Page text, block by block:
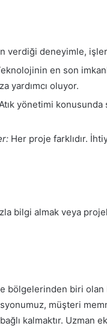
verdiği deneyimle,
en son
yardımcı oluyor.
yönetimi
Her proje farklıdır.
bilgi almak veya
bölgelerinden biri olan
müşteri
kalmaktır. Uzman